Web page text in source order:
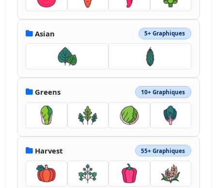
Asian 5+ Graphiques
Greens 10+ Graphiques
Harvest 55+ Graphiques